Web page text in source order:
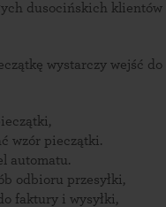
dusocińskich
wystarczy wejść do
wzór pieczątki.
automatu.
odbioru przesyłki,
faktury i wysyłki,